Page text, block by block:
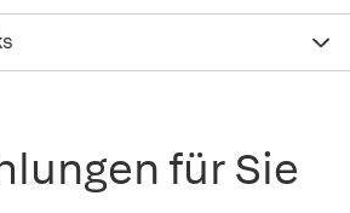
für Sie